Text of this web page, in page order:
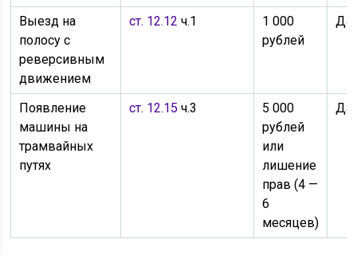
Выезд на
полосу с
реверсивным
движением
ст. 12.12 ч.1
1 000
рублей
Да
Появление
машины на
трамвайных
путях
ст. 12.15 ч.3
5 000
рублей
или
лишение
прав (4 —
6
месяцев)
Да